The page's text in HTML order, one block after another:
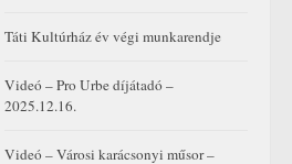
Táti Kultúrház év végi munkarendje
Videó – Pro Urbe díjátadó –
2025.12.16.
Videó – Városi karácsonyi műsor –